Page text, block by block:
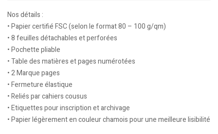
Nos détails :
• Papier certifié FSC (selon le format 80 – 100 g/qm)
• 8 feuilles détachables et perforées
• Pochette pliable
• Table des matières et pages numérotées
• 2 Marque pages
• Fermeture élastique
• Reliés par cahiers cousus
• Etiquettes pour inscription et archivage
• Papier légèrement en couleur chamois pour une meilleure lisibilité